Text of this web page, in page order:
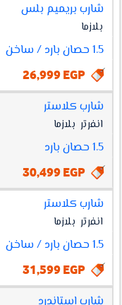
شارب بريميم بلس
بلازما
1.5 حصان بارد / ساخن
26,999 EGP
شارب كلاستر
انفرتر بلازما
1.5 حصان بارد
30,499 EGP
شارب كلاستر
انفرتر بلازما
1.5 حصان بارد / ساخن
31,599 EGP